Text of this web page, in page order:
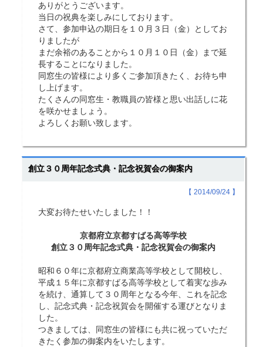
ありがとうございます。
当日の祝典を楽しみにしております。
さて、参加申込の期日を１０月３日（金）としてお
りましたが
まだ余裕のあることから１０月１０日（金）まで延
長することになりました。
同窓生の皆様により多くご参加頂きたく、お待ち申
し上げます。
たくさんの同窓生・教職員の皆様と思い出話しに花
を咲かせましょう。
よろしくお願い致します。
創立３０周年記念式典・記念祝賀会の御案内
【 2014/09/24 】
大変お待たせいたしました！！
京都府立京都すばる高等学校
創立３０周年記念式典・記念祝賀会の御案内
昭和６０年に京都府立商業高等学校として開校し、
平成１５年に京都すばる高等学校として着実な歩み
を続け、通算して３０周年となる今年、これを記念
し、記念式典・記念祝賀会を開催する運びとなりま
した。
つきましては、同窓生の皆様にも共に祝っていただ
きたく参加の御案内をいたします。